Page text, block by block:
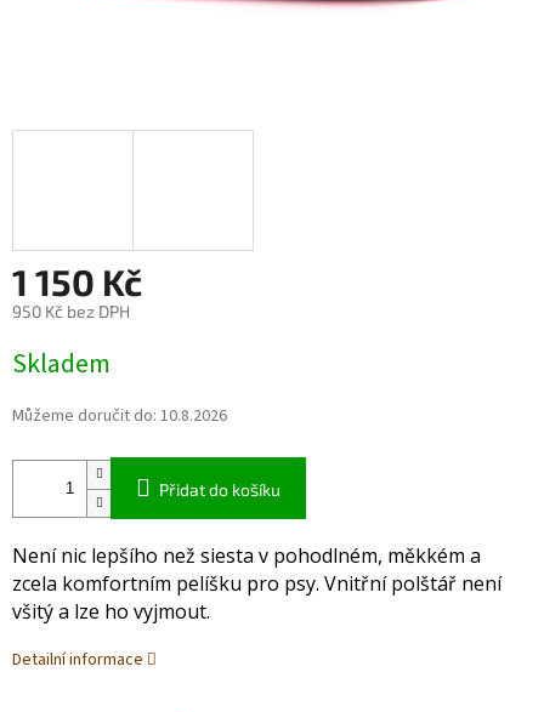
1 150 Kč
950 Kč bez DPH
cena:
Skladem
Můžeme doručit do: 10.8.2026
Přidat do košíku
Není nic lepšího než siesta v pohodlném, měkkém a
zcela komfortním pelíšku pro psy. Vnitřní polštář není
všitý a lze ho vyjmout.
Detailní informace